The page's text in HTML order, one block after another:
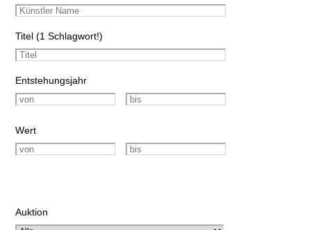
Titel (1 Schlagwort!)
Entstehungsjahr
Wert
Auktion